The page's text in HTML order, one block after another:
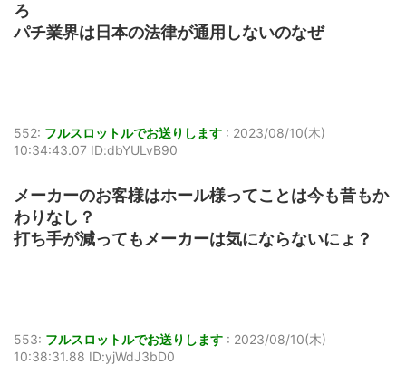
ろ
パチ業界は日本の法律が通用しないのなぜ
552: フルスロットルでお送りします : 2023/08/10(木)
10:34:43.07 ID:dbYULvB90
メーカーのお客様はホール様ってことは今も昔もか
わりなし？
打ち手が減ってもメーカーは気にならないにょ？
553: フルスロットルでお送りします : 2023/08/10(木)
10:38:31.88 ID:yjWdJ3bD0